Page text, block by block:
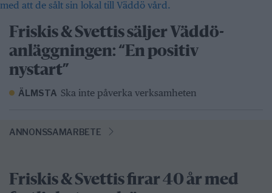
Friskis & Svettis säljer Väddö-
anläggningen: “En positiv
nystart”
ÄLMSTA Ska inte påverka verksamheten
ANNONSSAMARBETE
Friskis & Svettis firar 40 år med